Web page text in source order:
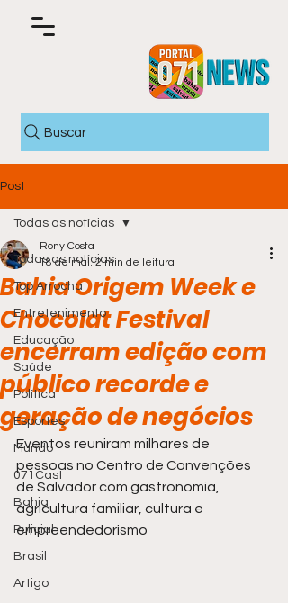
Buscar
Post
Todas as notícias
Top Arrocha
Entretenimento
Educação
Saúde
Política
Esportes
Mundo
071Cast
Bahia
Policial
Brasil
Artigo
Todas as notícias
Bahia Origem Week e
Chocolat Festival
encerram edição com
público recorde e
geração de negócios
Rony Costa
18 de mai. 2 min de leitura
Eventos reuniram milhares de
pessoas no Centro de Convenções
de Salvador com gastronomia,
agricultura familiar, cultura e
empreendedorismo